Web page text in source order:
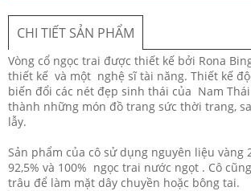
CHI TIẾT SẢN PHẨM
Vòng cổ ngọc trai được thiết kế bởi Rona
thiết kế và một nghệ sĩ tài năng. Thiết kế
biến đổi các nét đẹp sinh thái của Nam
thành những món đồ trang sức thời trang,
lẫy.
Sản phẩm của cô sử dụng nguyên liệu vàng
92,5% và 100% ngọc trai nước ngọt . Cô
trâu để làm mặt dây chuyền hoặc bông tai.